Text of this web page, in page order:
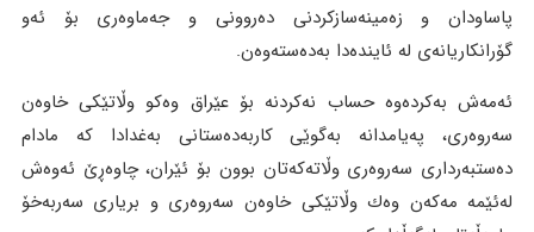
پاساودان و زەمینەسازکردنی دەروونی و جەماوەری بۆ ئەو
گۆرانکاریانەی لە ئایندەدا بەدەستەوەن.
ئەمەش بەکردەوە حساب نەکردنە بۆ عێراق وەکو وڵاتێکی خاوەن
سەروەری، پەیامدانە بەگوێی کاربەدەستانی بەغدادا کە مادام
دەستبەرداری سەروەری وڵاتەکەتان بوون بۆ ئێران، چاوەڕێ ئەوەش
لەئێمە مەکەن وەك وڵاتێکی خاوەن سەروەری و بریاری سەربەخۆ